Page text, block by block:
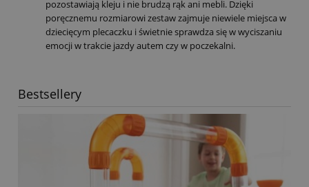
pozostawiają kleju i nie brudzą rąk ani mebli. Dzięki
poręcznemu rozmiarowi zestaw zajmuje niewiele miejsca w
dziecięcym plecaczku i świetnie sprawdza się w wyciszaniu
emocji w trakcie jazdy autem czy w poczekalni.
Bestsellery